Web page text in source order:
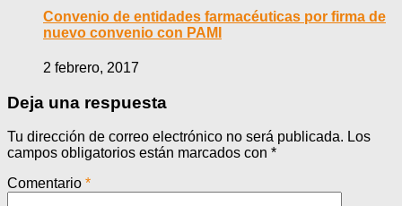
Convenio de entidades farmacéuticas por firma de
nuevo convenio con PAMI
2 febrero, 2017
Deja una respuesta
Tu dirección de correo electrónico no será publicada. Los
campos obligatorios están marcados con *
Comentario *